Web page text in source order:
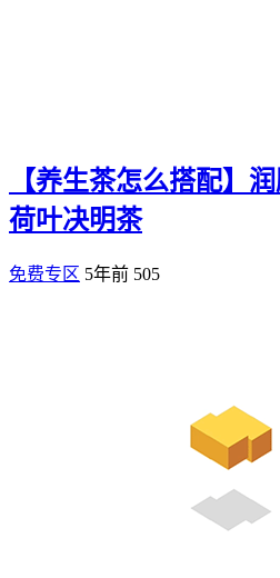
【养生茶怎么搭配】
荷叶决明茶
免费专区 5年前 505